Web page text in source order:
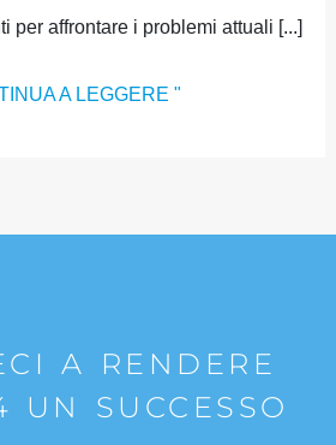
per affrontare i problemi attuali [...]
A LEGGERE "
A RENDERE
UN SUCCESSO